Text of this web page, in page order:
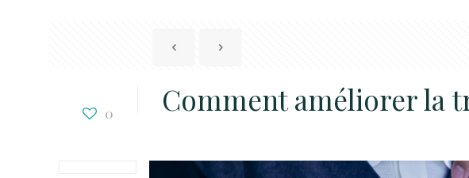
0 Comment améliorer la